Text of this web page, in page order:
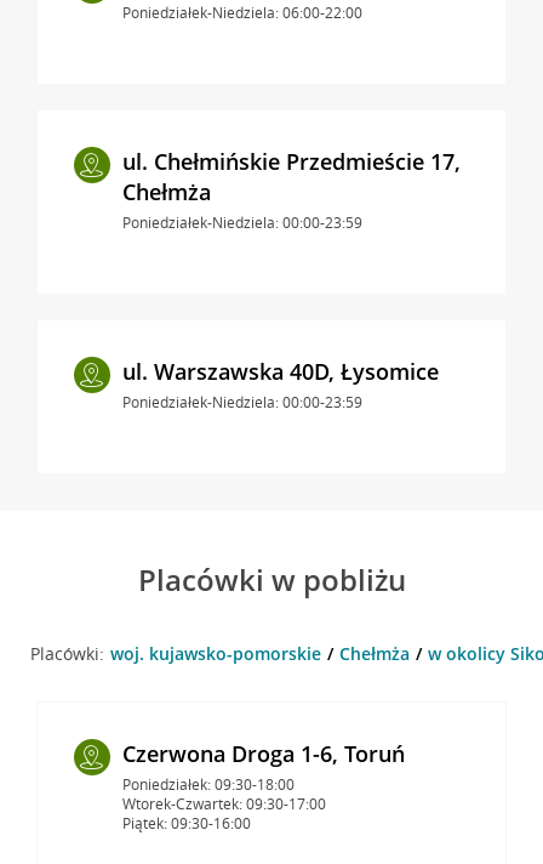
Poniedziałek-Niedziela: 06:00-22:00
ul. Chełmińskie Przedmieście 17,
Chełmża
Poniedziałek-Niedziela: 00:00-23:59
ul. Warszawska 40D, Łysomice
Poniedziałek-Niedziela: 00:00-23:59
Placówki w pobliżu
Placówki: woj. kujawsko-pomorskie Chełmża w okolicy
Czerwona Droga 1-6, Toruń
Poniedziałek: 09:30-18:00
Wtorek-Czwartek: 09:30-17:00
Piątek: 09:30-16:00